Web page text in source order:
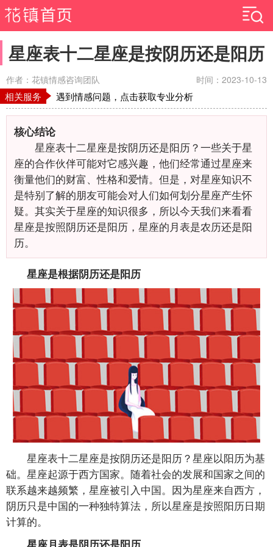
星座表十二星座是按阴历还是阳历
作者：花镇情感咨询团队 时间：2023-10-13
相关服务 遇到情感问题，点击获取专业分析
核心结论
星座表十二星座是按阴历还是阳历？一些关于星
座的合作伙伴可能对它感兴趣，他们经常通过星座来
衡量他们的财富、性格和爱情。但是，对星座知识不
是特别了解的朋友可能会对人们如何划分星座产生怀
疑。其实关于星座的知识很多，所以今天我们来看看
星座是按照阴历还是阳历，星座的月表是农历还是阳
历。
星座是根据阴历还是阳历
星座表十二星座是按阴历还是阳历？星座以阳历为基
础。星座起源于西方国家。随着社会的发展和国家之间的
联系越来越频繁，星座被引入中国。因为星座来自西方，
阴历只是中国的一种独特算法，所以星座是按照阳历日期
计算的。
星座月表是阴历还是阳历